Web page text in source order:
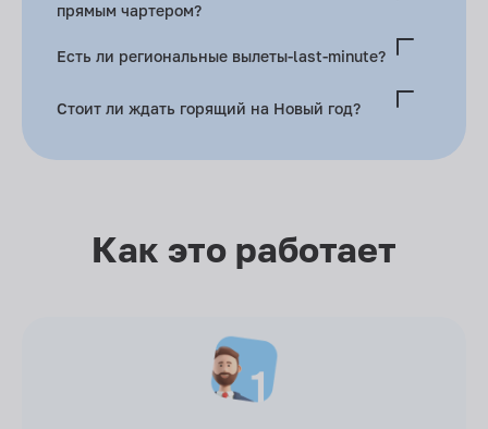
прямым чартером?
Есть ли региональные вылеты-last-minute?
Зимой — из Екатеринбурга, Новосибирска, Красноярска.
Стоит ли ждать горящий на Новый год?
экономит максимум 5–10%.
Как это работает